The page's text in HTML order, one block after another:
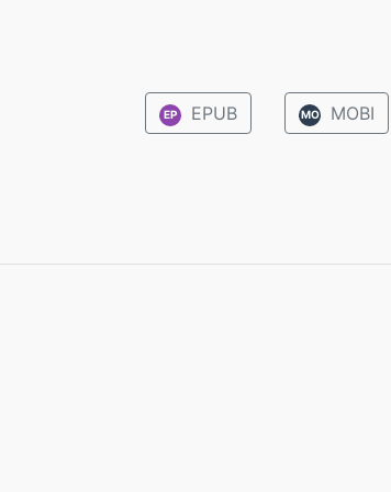
EP EPUB MO MOBI